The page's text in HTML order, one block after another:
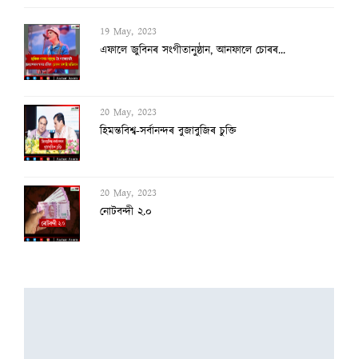
19 May, 2023
এফালে জুবিনৰ সংগীতানুষ্ঠান, আনফালে চোৰৰ...
20 May, 2023
হিমন্তবিশ্ব-সৰ্বানন্দৰ বুজাবুজিৰ চুক্তি
20 May, 2023
নোটবন্দী ২.০
৩ জুনত গুৱাহাটী প্ৰেছ ক্লাবৰ নিৰ্বাচন, ১...